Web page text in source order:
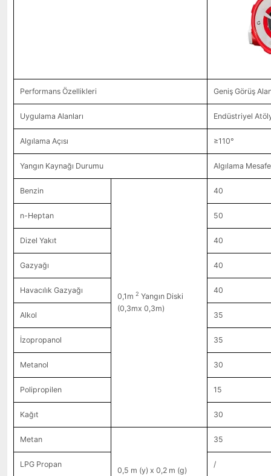
Performans Özellikleri Geniş Görüş
Uygulama Alanları Endüstriyel
Algılama Açısı ≥110°
Yangın Kaynağı Durumu Algılama
Benzin
0,1m 2 Yangın Diski
(0,3mx 0,3m)
40
n-Heptan 50
Dizel Yakıt 40
Gazyağı 40
Havacılık Gazyağı 40
Alkol 35
İzopropanol 35
Metanol 30
Polipropilen 15
Kağıt 30
Metan
0,5 m (y) x 0,2 m (g)
35
LPG Propan /